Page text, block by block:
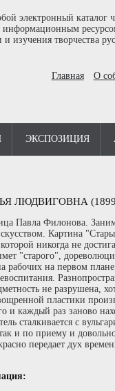
электронный каталог
информационным
изучения творчества
Главная О
ЭКСПОЗИЦИЯ
ЛЮДВИГОВНА (1899
Павла Филонова.
Картина
никогда не
"старого",
рабочих на первом
не разрушена,
пластики
и каждый раз заново
сталкивается с
и по приему и
передает дух